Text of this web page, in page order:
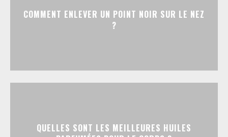
COMMENT ENLEVER UN POINT NOIR SUR LE NEZ
?
QUELLES SONT LES MEILLEURES HUILES